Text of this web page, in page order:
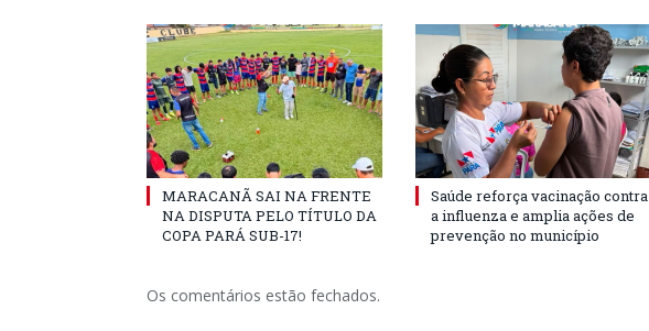
MARACANÃ SAI NA FRENTE
NA DISPUTA PELO TÍTULO DA
COPA PARÁ SUB-17!
Saúde reforça vacinação contra
a influenza e amplia ações de
prevenção no município
Os comentários estão fechados.